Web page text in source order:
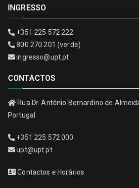
INGRESSO
+351 225 572 222
800 270 201 (verde)
ingresso@upt.pt
CONTACTOS
Rua Dr. António Bernardino de
Portugal
+351 225 572 000
upt@upt.pt
Contactos e Horários